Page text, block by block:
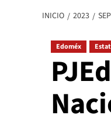
INICIO 2023
Edoméx